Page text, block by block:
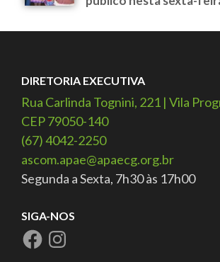
DIRETORIA EXECUTIVA
Rua Carlinda Tognini, 221 | Vila
CEP 79050-140
(67) 4042-2250
ascom.apae@apaecg.org.br
Segunda a Sexta, 7h30 às 17h00
SIGA-NOS